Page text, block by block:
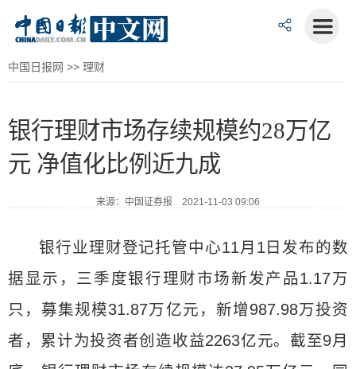
中国日报网 >> 理财
银行理财市场存续规模约28万亿
元 净值化比例近九成
来源：中国证券报 2021-11-03 09:06
银行业理财登记托管中心11月1日发布的数
据显示，三季度银行理财市场新发产品1.17万
只，募集规模31.87万亿元，新增987.98万投资
者，累计为投资者创造收益2263亿元。截至9月